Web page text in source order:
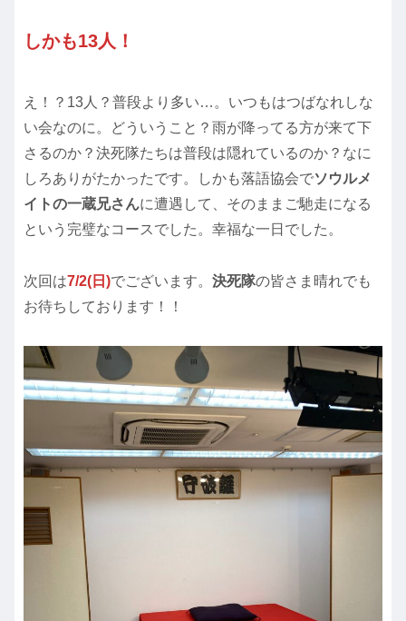
しかも13人！
え！？13人？普段より多い…。いつもはつばなれしな
い会なのに。どういうこと？雨が降ってる方が来て下
さるのか？決死隊たちは普段は隠れているのか？なに
しろありがたかったです。しかも落語協会でソウルメ
イトの一蔵兄さんに遭遇して、そのままご馳走になる
という完璧なコースでした。幸福な一日でした。
次回は7/2(日)でございます。 決死隊の皆さま晴れでも
お待ちしております！！